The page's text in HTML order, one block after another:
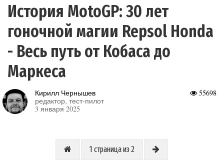
История MotoGP: 30 лет
гоночной магии Repsol Honda
- Весь путь от Кобаса до
Маркеса
55698
Кирилл Чернышев
редактор, тест-пилот
3 января 2025
1 страница из 2